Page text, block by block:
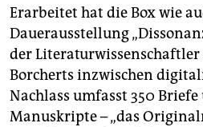
Erarbeitet hat die Box wie
Dauerausstellung
der
Borcherts inzwischen
Nachlass umfasst 350
Manuskripte – „das